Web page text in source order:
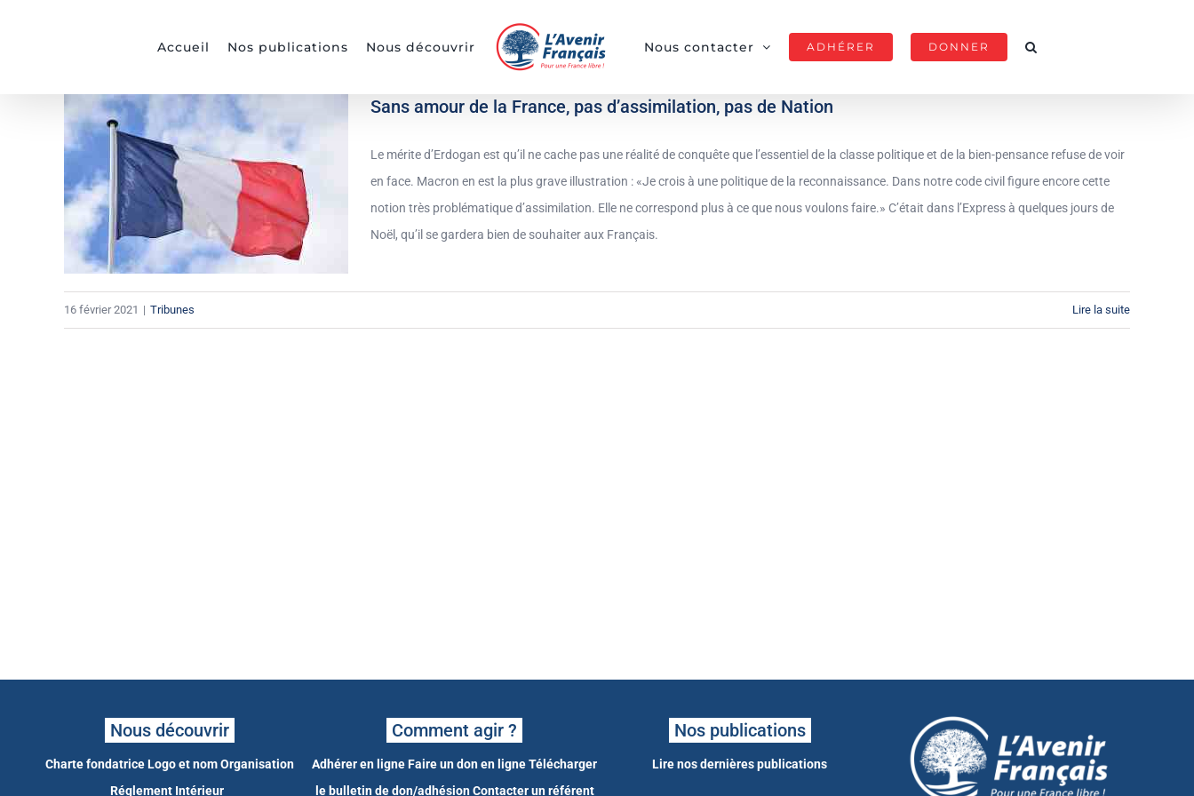
Accueil Nos publications Nous découvrir Nous contacter ADHÉRER DONNER
Sans amour de la France, pas d’assimilation, pas de Nation
Le mérite d’Erdogan est qu’il ne cache pas une réalité de conquête que l’essentiel de la classe politique et de la bien-pensance refuse de voir
en face. Macron en est la plus grave illustration : «Je crois à une politique de la reconnaissance. Dans notre code civil figure encore cette
notion très problématique d’assimilation. Elle ne correspond plus à ce que nous voulons faire.» C’était dans l’Express à quelques jours de
Noël, qu’il se gardera bien de souhaiter aux Français.
16 février 2021 | Tribunes Lire la suite
Nous découvrir
Charte fondatrice Logo et nom Organisation
Réglement Intérieur
Comment agir ?
Adhérer en ligneFaire un don en ligneTélécharger
le bulletin de don/adhésion Contacter un référent
Nos publications
Lire nos dernières publications